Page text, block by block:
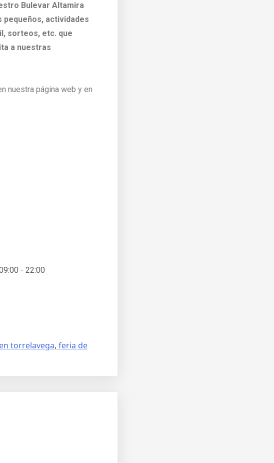
Bulevar Altamira
pequeños, actividades
sorteos, etc. que
a nuestras
nuestra página web y en
- 22:00
torrelavega, feria de